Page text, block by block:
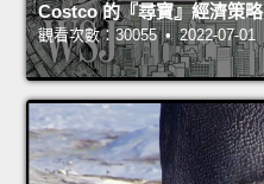
Costco 的『尋寶』經濟策略
觀看次數：30055 • 2022-07-01